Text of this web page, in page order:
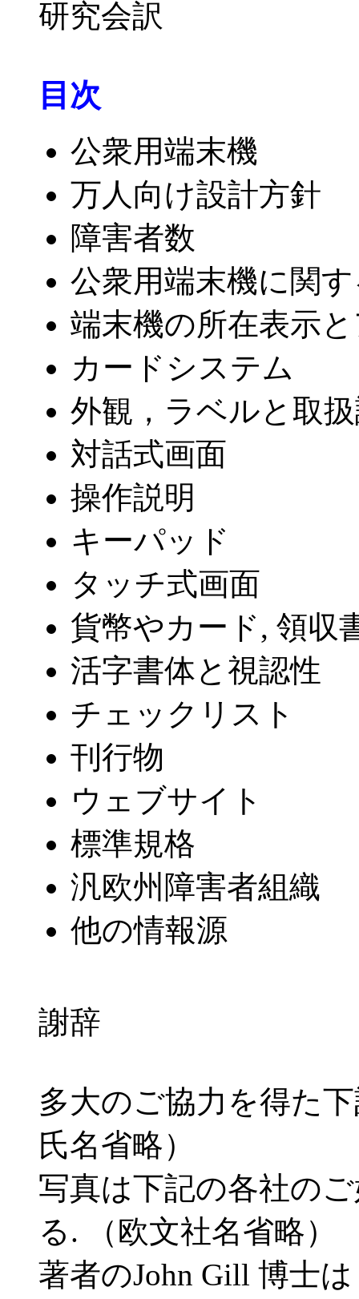
研究会訳
目次
公衆用端末機
万人向け設計方針
障害者数
公衆用端末機に関
端末機の所在表示
カードシステム
外観，ラベルと取
対話式画面
操作説明
キーパッド
タッチ式画面
貨幣やカード, 領収
活字書体と視認性
チェックリスト
刊行物
ウェブサイト
標準規格
汎欧州障害者組織
他の情報源
謝辞
多大のご協力を得た
氏名省略）
写真は下記の各社の
る. （欧文社名省略）
著者のJohn Gill 博士